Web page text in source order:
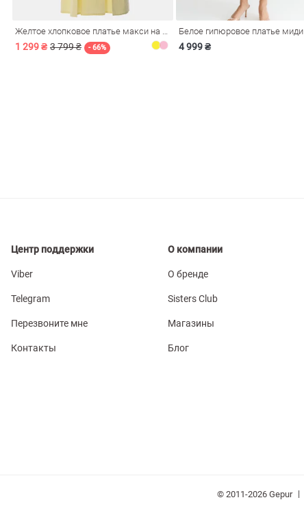
1 299 ₴ 3 799 ₴ - 66%
Белое гипюровое платье миди
4 999 ₴
Центр поддержки
Viber
Telegram
Перезвоните мне
Контакты
О компании
О бренде
Sisters Club
Магазины
Блог
© 2011-2026 Gepur |